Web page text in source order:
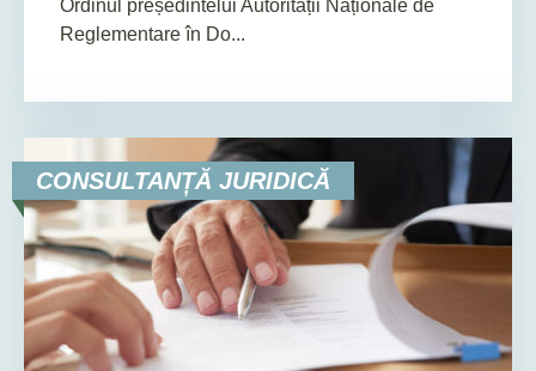
Ordinul președintelui Autorității Naționale de
Reglementare în Do...
CONSULTANȚĂ JURIDICĂ